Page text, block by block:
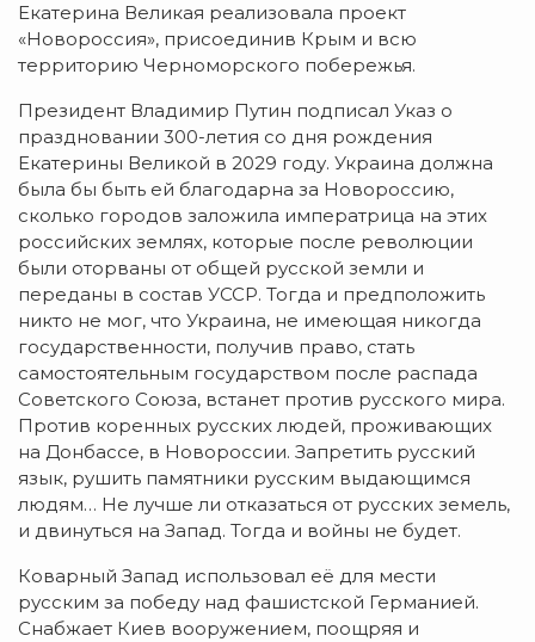
Екатерина Великая реализовала проект
«Новороссия», присоединив Крым и всю
территорию Черноморского побережья.
Президент Владимир Путин подписал Указ о
праздновании 300-летия со дня рождения
Екатерины Великой в 2029 году. Украина должна
была бы быть ей благодарна за Новороссию,
сколько городов заложила императрица на этих
российских землях, которые после революции
были оторваны от общей русской земли и
переданы в состав УССР. Тогда и предположить
никто не мог, что Украина, не имеющая никогда
государственности, получив право, стать
самостоятельным государством после распада
Советского Союза, встанет против русского мира.
Против коренных русских людей, проживающих
на Донбассе, в Новороссии. Запретить русский
язык, рушить памятники русским выдающимся
людям… Не лучше ли отказаться от русских земель,
и двинуться на Запад. Тогда и войны не будет.
Коварный Запад использовал её для мести
русским за победу над фашистской Германией.
Снабжает Киев вооружением, поощряя и